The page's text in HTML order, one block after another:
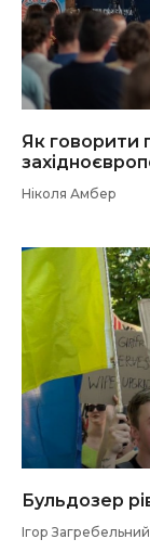
Як говорити
Ніколя Амбер
Бульдозер
Ігор Загребельний